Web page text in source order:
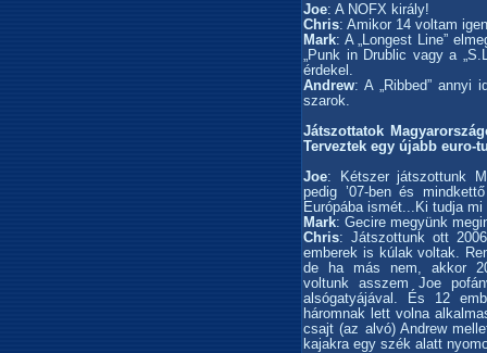
Joe: A NOFX király!
Chris: Amikor 14 voltam
Mark: A „Longest Line”
„Punk in Drublic vagy a
érdekel.
Andrew: A „Ribbed” annyi
szarok.
Játszottatok
Terveztek egy újabb euro-
Joe: Kétszer játszottunk
pedig ’07-ben és
Európába ismét...Ki tudja mi
Mark: Gecire megyünk
Chris: Játszottunk ott
emberek is kúlak voltak.
de ha más nem, akkor
voltunk asszem Joe
alsógatyájával. És 12
háromnak lett volna
csajt (az alvó) Andrew
kajakra egy szék alatt